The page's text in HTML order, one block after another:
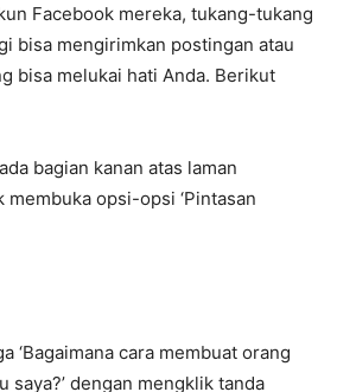
Facebook mereka, tukang-tukang
bisa mengirimkan postingan atau
bisa melukai hati Anda. Berikut
bagian kanan atas laman
membuka opsi-opsi ‘Pintasan
‘Bagaimana cara membuat orang
saya?’ dengan mengklik tanda